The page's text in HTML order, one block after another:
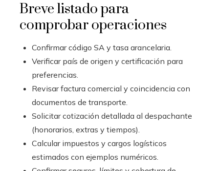
Breve listado para
comprobar operaciones
Confirmar código SA y tasa arancelaria.
Verificar país de origen y certificación para
preferencias.
Revisar factura comercial y coincidencia con
documentos de transporte.
Solicitar cotización detallada al despachante
(honorarios, extras y tiempos).
Calcular impuestos y cargos logísticos
estimados con ejemplos numéricos.